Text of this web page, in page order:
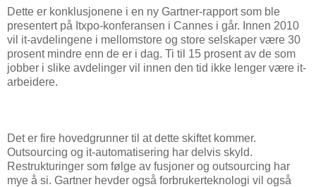
Dette er konklusjonene i en ny Gartner-rapport som ble
presentert på Itxpo-konferansen i Cannes i går. Innen 2010
vil it-avdelingene i mellomstore og store selskaper være 30
prosent mindre enn de er i dag. Ti til 15 prosent av de som
jobber i slike avdelinger vil innen den tid ikke lenger være it-
arbeidere.
Det er fire hovedgrunner til at dette skiftet kommer.
Outsourcing og it-automatisering har delvis skyld.
Restrukturinger som følge av fusjoner og outsourcing har
mye å si. Gartner hevder også forbrukerteknologi vil også